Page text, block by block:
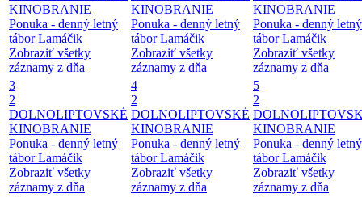
KINOBRANIE
Ponuka - denný letný
tábor Lamáčik
Zobraziť všetky
záznamy z dňa
KINOBRANIE
Ponuka - denný letný
tábor Lamáčik
Zobraziť všetky
záznamy z dňa
KINOBRANIE
Ponuka - denný letný
tábor Lamáčik
Zobraziť všetky
záznamy z dňa
3
2
DOLNOLIPTOVSKÉ
KINOBRANIE
Ponuka - denný letný
tábor Lamáčik
Zobraziť všetky
záznamy z dňa
4
2
DOLNOLIPTOVSKÉ
KINOBRANIE
Ponuka - denný letný
tábor Lamáčik
Zobraziť všetky
záznamy z dňa
5
2
KINOBRANIE
Ponuka - denný letný
tábor Lamáčik
Zobraziť všetky
záznamy z dňa